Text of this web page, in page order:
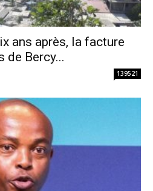
ans après, la facture
de Bercy...
139521